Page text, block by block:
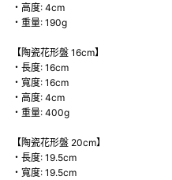
・高度: 4cm
・重量: 190g
【陶瓷花形盤 16cm】
・長度: 16cm
・寬度: 16cm
・高度: 4cm
・重量: 400g
【陶瓷花形盤 20cm】
・長度: 19.5cm
・寬度: 19.5cm